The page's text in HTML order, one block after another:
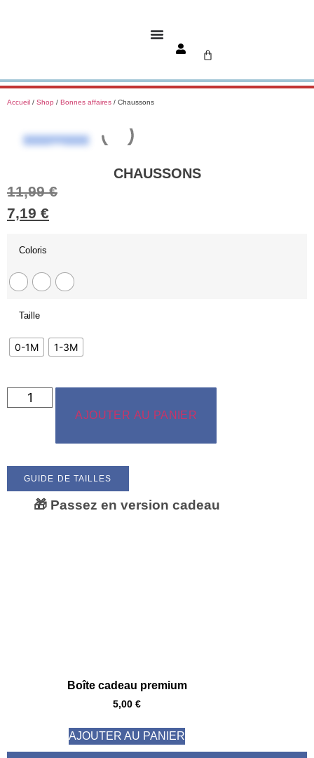
Accueil / Shop / Bonnes affaires / Chaussons
-40%
CHAUSSONS
11,99€
7,19 €
Coloris
Taille
0-1M 1-3M
AJOUTER AU PANIER
GUIDE DE TAILLES
🎁 Passez en version cadeau
Boîte cadeau premium
5,00€
AJOUTER AU PANIER